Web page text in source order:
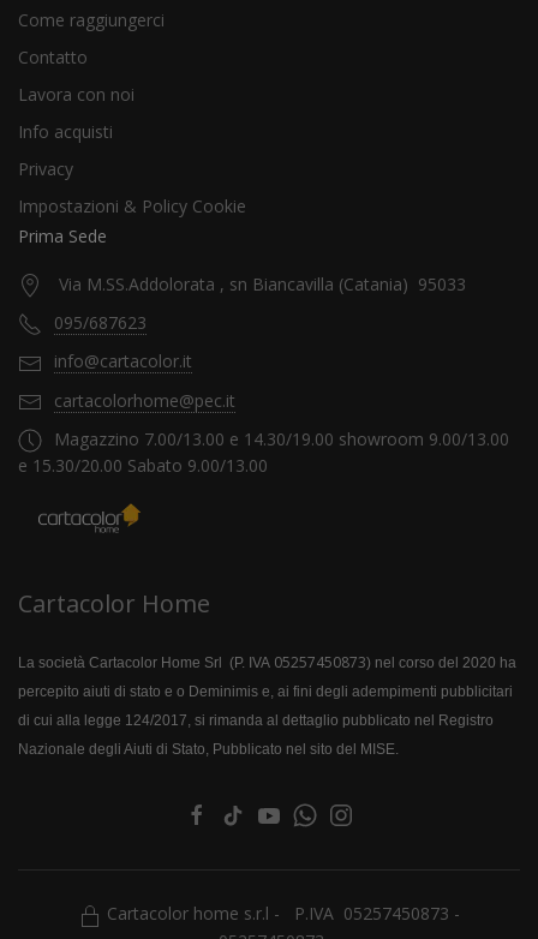
Come raggiungerci
Contatto
Lavora con noi
Info acquisti
Privacy
Impostazioni & Policy Cookie
Prima Sede
Via M.SS.Addolorata , sn Biancavilla (Catania) 95033
095/687623
info@cartacolor.it
cartacolorhome@pec.it
Magazzino 7.00/13.00 e 14.30/19.00 showroom 9.00/13.00
e 15.30/20.00 Sabato 9.00/13.00
Cartacolor Home
La società Cartacolor Home Srl (P. IVA 05257450873) nel corso del 2020 ha
percepito aiuti di stato e o Deminimis e, ai fini degli adempimenti pubblicitari
di cui alla legge 124/2017, si rimanda al dettaglio pubblicato nel Registro
Nazionale degli Aiuti di Stato, Pubblicato nel sito del MISE.
Cartacolor home s.r.l - P.IVA 05257450873 -